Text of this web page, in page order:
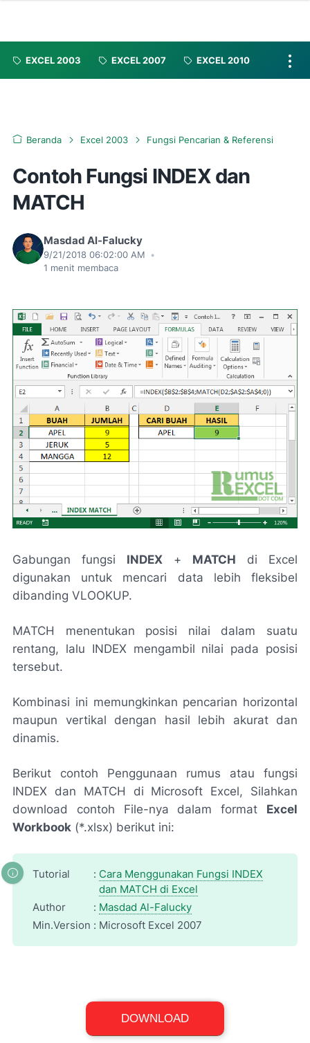
EXCEL 2003 EXCEL 2007 EXCEL 2010
Beranda Excel 2003 Fungsi Pencarian & Referensi
Contoh Fungsi INDEX dan
MATCH
Masdad Al-Falucky
9/21/2018 06:02:00 AM
•
1 menit membaca
Gabungan fungsi INDEX + MATCH di Excel
digunakan untuk mencari data lebih fleksibel
dibanding VLOOKUP.
MATCH menentukan posisi nilai dalam suatu
rentang, lalu INDEX mengambil nilai pada posisi
tersebut.
Kombinasi ini memungkinkan pencarian horizontal
maupun vertikal dengan hasil lebih akurat dan
dinamis.
Berikut contoh Penggunaan rumus atau fungsi
INDEX dan MATCH di Microsoft Excel, Silahkan
download contoh File-nya dalam format Excel
Workbook (*.xlsx) berikut ini:
Tutorial : Cara Menggunakan Fungsi INDEX
dan MATCH di Excel
Author
: Masdad Al-Falucky
Min.Version : Microsoft Excel 2007
DOWNLOAD
File Size: 18,4 KB
Excel Workbook (*.xlsx)